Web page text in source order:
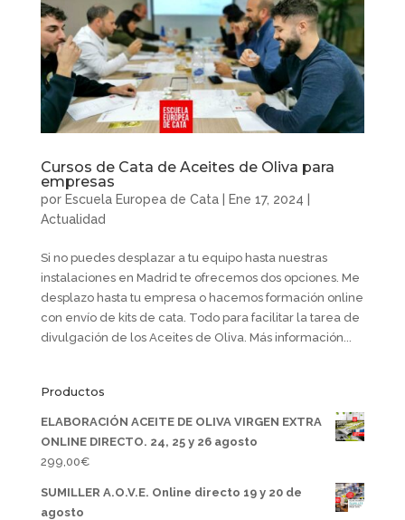
Cursos de Cata de Aceites de Oliva para
empresas
por Escuela Europea de Cata| Ene 17, 2024
Actualidad
Si no puedes desplazar a tu equipo hasta nuestras
instalaciones en Madrid te ofrecemos dos opciones. Me
desplazo hasta tu empresa o hacemos formación online
con envío de kits de cata. Todo para facilitar la tarea de
divulgación de los Aceites de Oliva. Más información...
Productos
ELABORACIÓN ACEITE DE OLIVA VIRGEN EXTRA
ONLINE DIRECTO. 24, 25 y 26 agosto
299,00€
SUMILLER A.O.V.E. Online directo 19 y 20 de
agosto